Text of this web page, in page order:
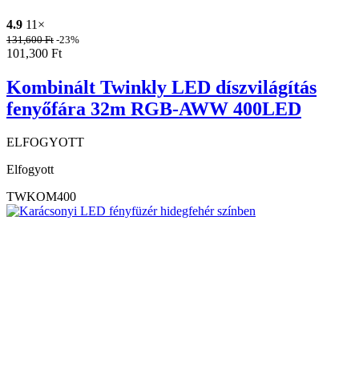
4.9 11×
131,600Ft -23%
101,300 Ft
Kombinált Twinkly LED díszvilágítás
fenyőfára 32m RGB-AWW 400LED
ELFOGYOTT
Elfogyott
TWKOM400